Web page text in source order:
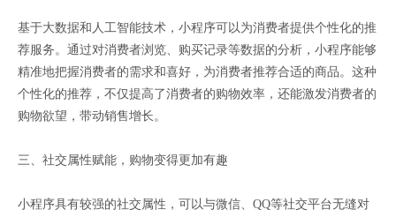
基于大数据和人工智能技术，小程序可以为消费者提供个性化的推
荐服务。通过对消费者浏览、购买记录等数据的分析，小程序能够
精准地把握消费者的需求和喜好，为消费者推荐合适的商品。这种
个性化的推荐，不仅提高了消费者的购物效率，还能激发消费者的
购物欲望，带动销售增长。
三、社交属性赋能，购物变得更加有趣
小程序具有较强的社交属性，可以与微信、QQ等社交平台无缝对